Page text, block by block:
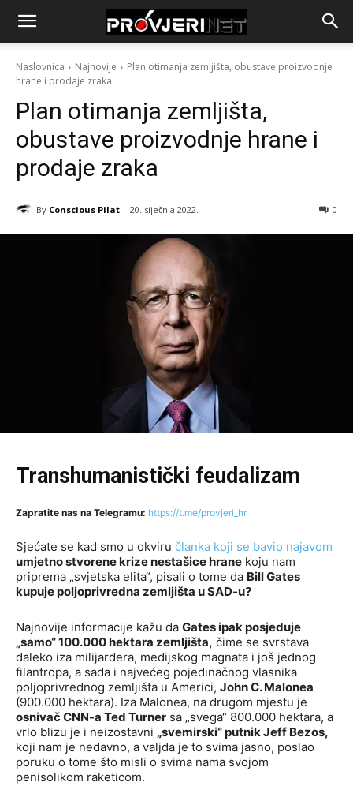
Naslovnica Najnovije
Plan otimanja zemljišta, obustave proizvodnje
hrane i prodaje zraka
Plan otimanja zemljišta,
obustave proizvodnje hrane i
prodaje zraka
By Conscious Pilat 20. siječnja 2022. 0
Transhumanistički feudalizam
Zapratite nas na Telegramu: https://t.me/provjeri_hr
Sjećate se kad smo u okviru članka koji se bavio najavom
umjetno stvorene krize nestašice hrane koju nam
priprema „svjetska elita“, pisali o tome da Bill Gates
kupuje poljoprivredna zemljišta u SAD-u?
Najnovije informacije kažu da Gates ipak posjeduje
„samo“ 100.000 hektara zemljišta, čime se svrstava
daleko iza milijardera, medijskog magnata i još jednog
filantropa, a sada i najvećeg pojedinačnog vlasnika
poljoprivrednog zemljišta u Americi, John C. Malonea
(900.000 hektara). Iza Malonea, na drugom mjestu je
osnivač CNN-a Ted Turner sa „svega“ 800.000 hektara, a
vrlo blizu je i neizostavni „svemirski“ putnik Jeff Bezos,
koji nam je nedavno, a valjda je to svima jasno, poslao
poruku o tome što misli o svima nama svojom
penisolikom raketicom.